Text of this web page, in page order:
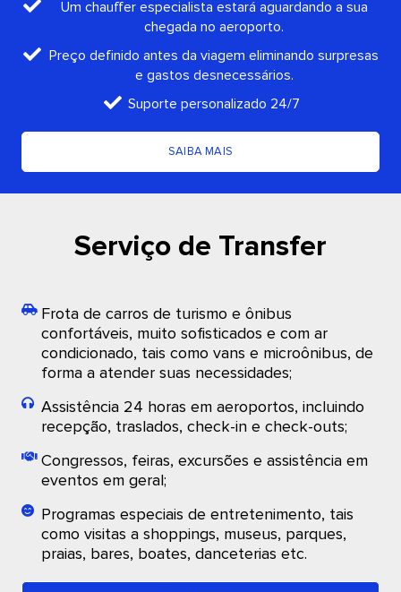
Um chauffer especialista estará aguardando a sua
chegada no aeroporto.
Preço definido antes da viagem eliminando surpresas
e gastos desnecessários.
Suporte personalizado 24/7
SAIBA MAIS
Serviço de Transfer
Frota de carros de turismo e ônibus
confortáveis, muito sofisticados e com ar
condicionado, tais como vans e microônibus, de
forma a atender suas necessidades;
Assistência 24 horas em aeroportos, incluindo
recepção, traslados, check-in e check-outs;
Congressos, feiras, excursões e assistência em
eventos em geral;
Programas especiais de entretenimento, tais
como visitas a shoppings, museus, parques,
praias, bares, boates, danceterias etc.